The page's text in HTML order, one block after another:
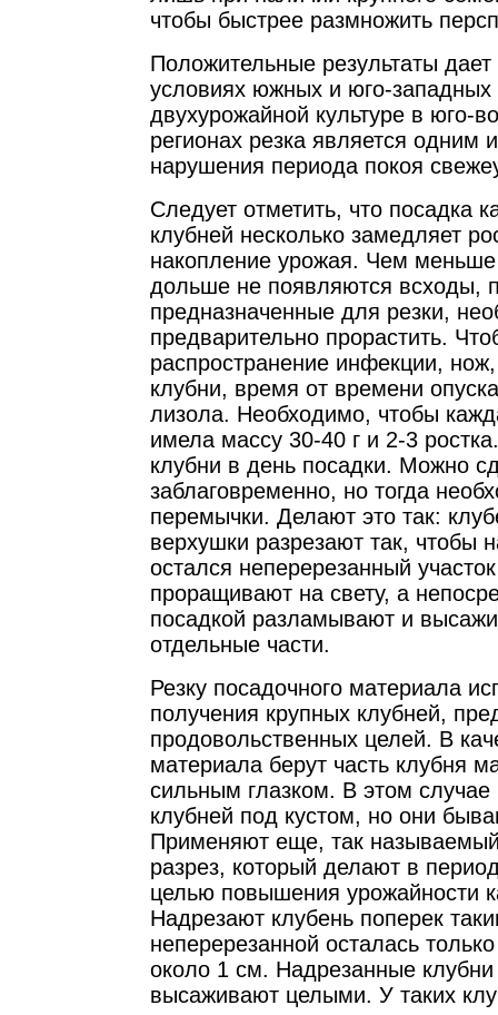
чтобы быстрее размножить
Положительные результаты дает
условиях южных и юго-западных
двухурожайной культуре в юго-
регионах резка является одним
нарушения периода покоя
Следует отметить, что посадка
клубней несколько замедляет
накопление урожая. Чем
дольше не появляются всходы,
предназначенные для резки,
предварительно прорастить.
распространение инфекции,
клубни, время от времени
лизола. Необходимо, чтобы
имела массу 30-40 г и 2-3
клубни в день посадки. Можно
заблаговременно, но тогда
перемычки. Делают это так:
верхушки разрезают так, чтобы
остался неперерезанный
проращивают на свету, а
посадкой разламывают и
отдельные части.
Резку посадочного материала
получения крупных клубней,
продовольственных целей. В
материала берут часть клубня
сильным глазком. В этом
клубней под кустом, но они
Применяют еще, так
разрез, который делают в
целью повышения урожайности
Надрезают клубень поперек
неперерезанной осталась
около 1 см. Надрезанные
высаживают целыми. У таких